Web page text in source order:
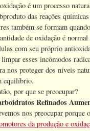
é um processo
das reações
também se formam
de oxidação é
com seu próprio
limpar esses incômodos
nos proteger dos níveis
equilíbrio.
por que se preocupar?
Refinados
nos preocupar porque
da produção e